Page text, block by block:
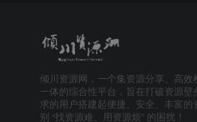
倾川资源网，一个集资源分享、高效
一体的综合性平台，旨在打破资源壁
求的用户搭建起便捷、安全、丰富的
别 “找资源难、用资源烦” 的困扰！